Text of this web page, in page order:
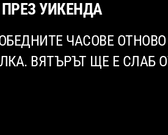
УИКЕНДА
ЧАСОВЕ
ВЯТЪРЪТ ЩЕ Е СЛАБ